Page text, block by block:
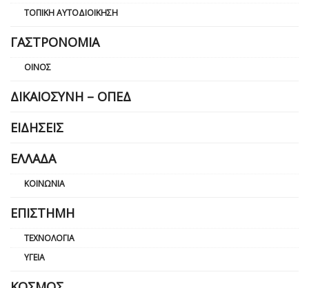
ΤΟΠΙΚΉ ΑΥΤΟΔΙΟΊΚΗΣΗ
ΓΑΣΤΡΟΝΟΜΊΑ
ΟΊΝΟΣ
ΔΙΚΑΙΟΣΎΝΗ – ΟΠΕΔ
ΕΙΔΉΣΕΙΣ
ΕΛΛΆΔΑ
ΚΟΙΝΩΝΊΑ
ΕΠΙΣΤΉΜΗ
ΤΕΧΝΟΛΟΓΊΑ
ΥΓΕΊΑ